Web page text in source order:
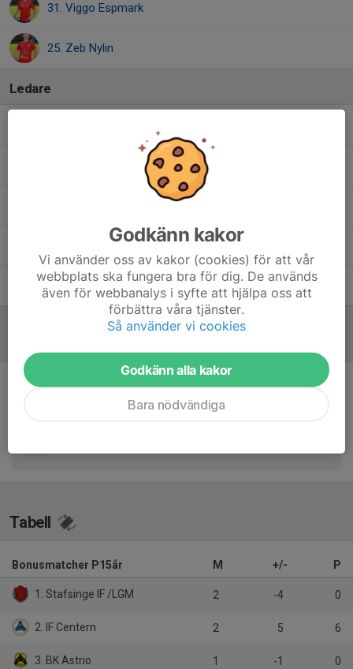
31. Viggo Espmark
25. Zeb Nylin
Ledare
Tränare
Tränare
Tränare
Sabina Espmark Tränare
Inget referat skrivet
Tabell
Bonusmatcher P15år M +/- P
1. Stafsinge IF /LGM 2 -4 0
2. IF Centern 2 5 6
3. BK Astrio 1 -1 0
Godkänn kakor
Vi använder oss av kakor (cookies) för att vår
webbplats ska fungera bra för dig. De används
även för webbanalys i syfte att hjälpa oss att
förbättra våra tjänster.
Så använder vi cookies
Godkänn alla kakor
Bara nödvändiga